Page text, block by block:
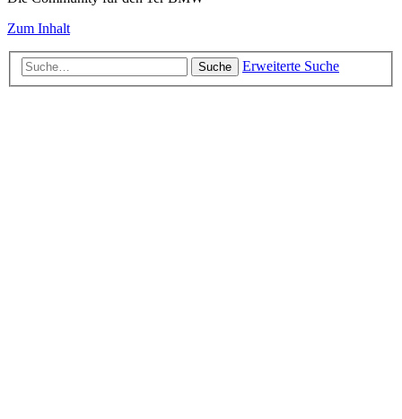
Zum Inhalt
Suche Erweiterte Suche